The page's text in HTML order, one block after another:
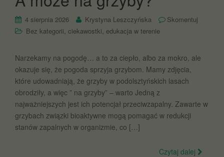
4 sierpnia 2026 Krystyna Leszczyńska
Skomentuj
Bez kategorii, ciekawostki, edukacja w terenie
Narzekamy na pogodę… a to za ciepło, albo za mokro, ale
okazuje się, że pogoda sprzyja grzybom. Mamy zdjęcia,
które udowadniają, że grzyby w podolsztyńskich lasach
obrodziły, a więc ” na grzyby” – warto Jedną z
najważniejszych jest ich potencjał przeciwzapalny. Zawarte w
grzybach związki bioaktywne mogą pomagać w redukcji
stanów zapalnych w organizmie, co […]
Czytaj dalej